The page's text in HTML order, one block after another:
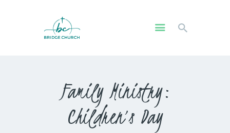
Family Ministry:
Children’s Day
WHO WE ARE
OUR COMMUNITY
WATCH